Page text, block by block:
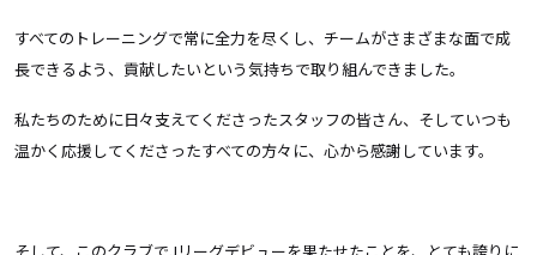
すべてのトレーニングで常に全力を尽くし、チームがさまざまな面で成
長できるよう、貢献したいという気持ちで取り組んできました。
私たちのために日々支えてくださったスタッフの皆さん、そしていつも
温かく応援してくださったすべての方々に、心から感謝しています。